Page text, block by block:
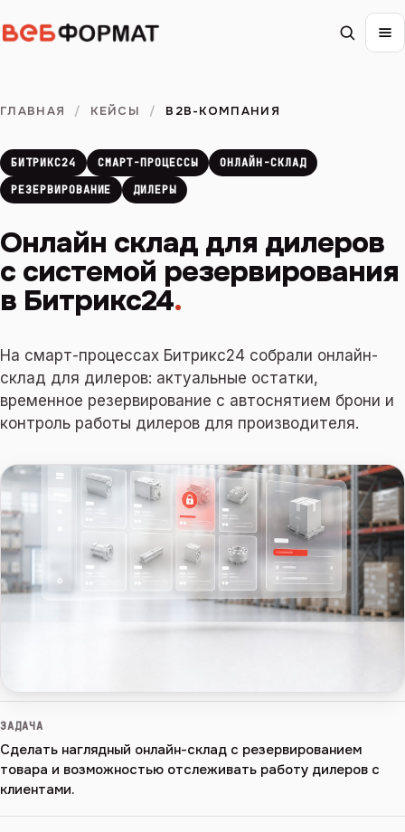
ГЛАВНАЯ / КЕЙСЫ / B2B-КОМПАНИЯ
БИТРИКС24 СМАРТ-ПРОЦЕССЫ
ОНЛАЙН-СКЛАД
РЕЗЕРВИРОВАНИЕ
ДИЛЕРЫ
Онлайн склад для дилеров
с системой резервирования
в Битрикс24.
На смарт-процессах Битрикс24 собрали онлайн-
склад для дилеров: актуальные остатки,
временное резервирование с автоснятием брони и
контроль работы дилеров для производителя.
ЗАДАЧА
Сделать наглядный онлайн-склад с резервированием
товара и возможностью отслеживать работу дилеров с
клиентами.